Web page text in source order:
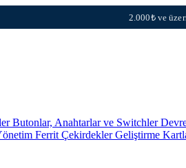
2.000₺ ve
Butonlar, Anahtarlar ve Switchler
Ferrit ÇekirdeklerGeliştirme